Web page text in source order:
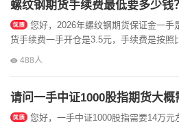
螺纹钢期货手续费最低要多少钱
货手续费一手开仓是3.5元，手续费是按照
易所的手续费来计算，可以加我微信好友
488人
请问一手中证1000股指期货大概